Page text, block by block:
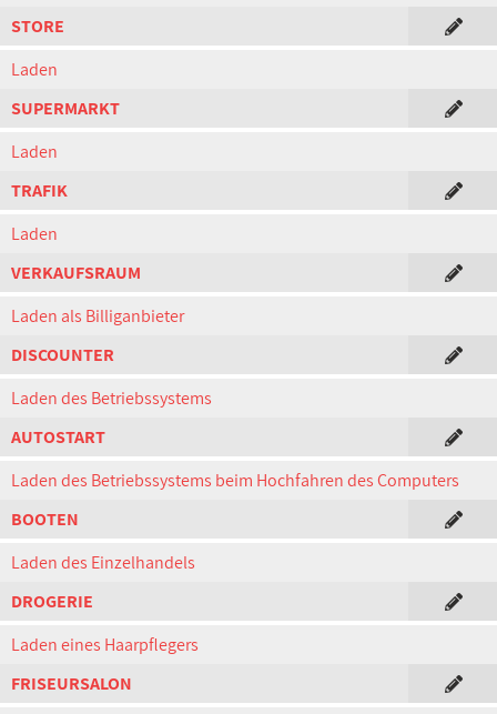
STORE
Laden
SUPERMARKT
Laden
TRAFIK
Laden
VERKAUFSRAUM
Laden als Billiganbieter
DISCOUNTER
Laden des Betriebssystems
AUTOSTART
Laden des Betriebssystems beim Hochfahren des Computers
BOOTEN
Laden des Einzelhandels
DROGERIE
Laden eines Haarpflegers
FRISEURSALON